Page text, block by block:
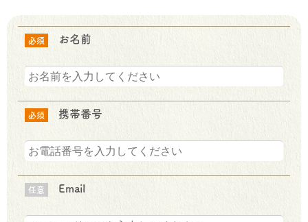
必須 お名前
必須 携帯番号
任意 Email